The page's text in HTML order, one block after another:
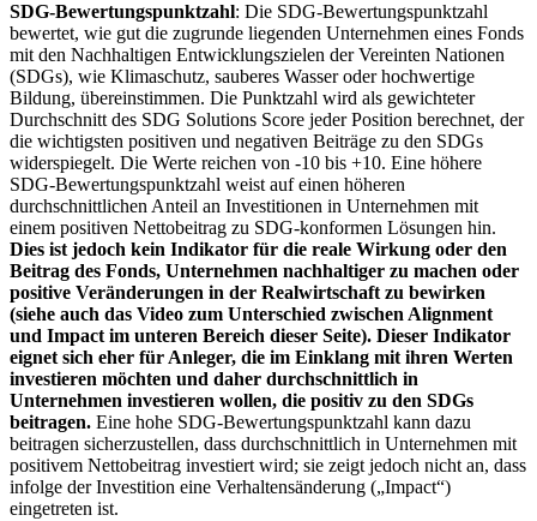
SDG-Bewertungspunktzahl: Die SDG-Bewertungspunktzahl
bewertet, wie gut die zugrunde liegenden Unternehmen eines Fonds
mit den Nachhaltigen Entwicklungszielen der Vereinten Nationen
(SDGs), wie Klimaschutz, sauberes Wasser oder hochwertige
Bildung, übereinstimmen. Die Punktzahl wird als gewichteter
Durchschnitt des SDG Solutions Score jeder Position berechnet, der
die wichtigsten positiven und negativen Beiträge zu den SDGs
widerspiegelt. Die Werte reichen von -10 bis +10. Eine höhere
SDG-Bewertungspunktzahl weist auf einen höheren
durchschnittlichen Anteil an Investitionen in Unternehmen mit
einem positiven Nettobeitrag zu SDG-konformen Lösungen hin.
Dies ist jedoch kein Indikator für die reale Wirkung oder den
Beitrag des Fonds, Unternehmen nachhaltiger zu machen oder
positive Veränderungen in der Realwirtschaft zu bewirken
(siehe auch das Video zum Unterschied zwischen Alignment
und Impact im unteren Bereich dieser Seite). Dieser Indikator
eignet sich eher für Anleger, die im Einklang mit ihren Werten
investieren möchten und daher durchschnittlich in
Unternehmen investieren wollen, die positiv zu den SDGs
beitragen. Eine hohe SDG-Bewertungspunktzahl kann dazu
beitragen sicherzustellen, dass durchschnittlich in Unternehmen mit
positivem Nettobeitrag investiert wird; sie zeigt jedoch nicht an, dass
infolge der Investition eine Verhaltensänderung („Impact“)
eingetreten ist.